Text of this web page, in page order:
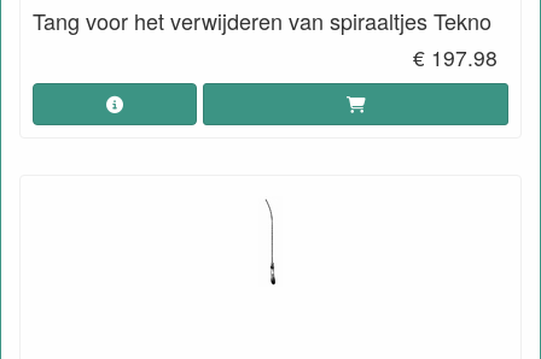
Tang voor het verwijderen van spiraaltjes Tekno
€ 197.98